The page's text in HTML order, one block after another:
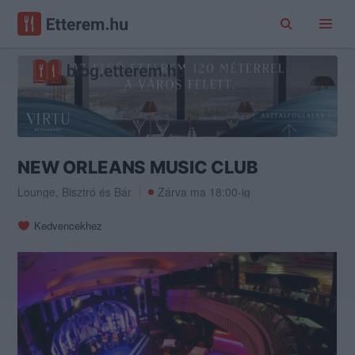
NEW ORLEANS MUSIC CLUB
Lounge, Bisztró és Bár Zárva ma 18:00-ig
Kedvencekhez